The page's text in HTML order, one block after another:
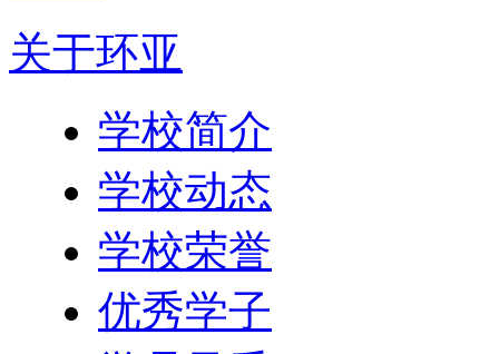
关于环亚
学校简介
学校动态
学校荣誉
优秀学子